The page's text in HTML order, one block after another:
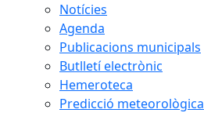
Notícies
Agenda
Publicacions municipals
Butlletí electrònic
Hemeroteca
Predicció meteorològica